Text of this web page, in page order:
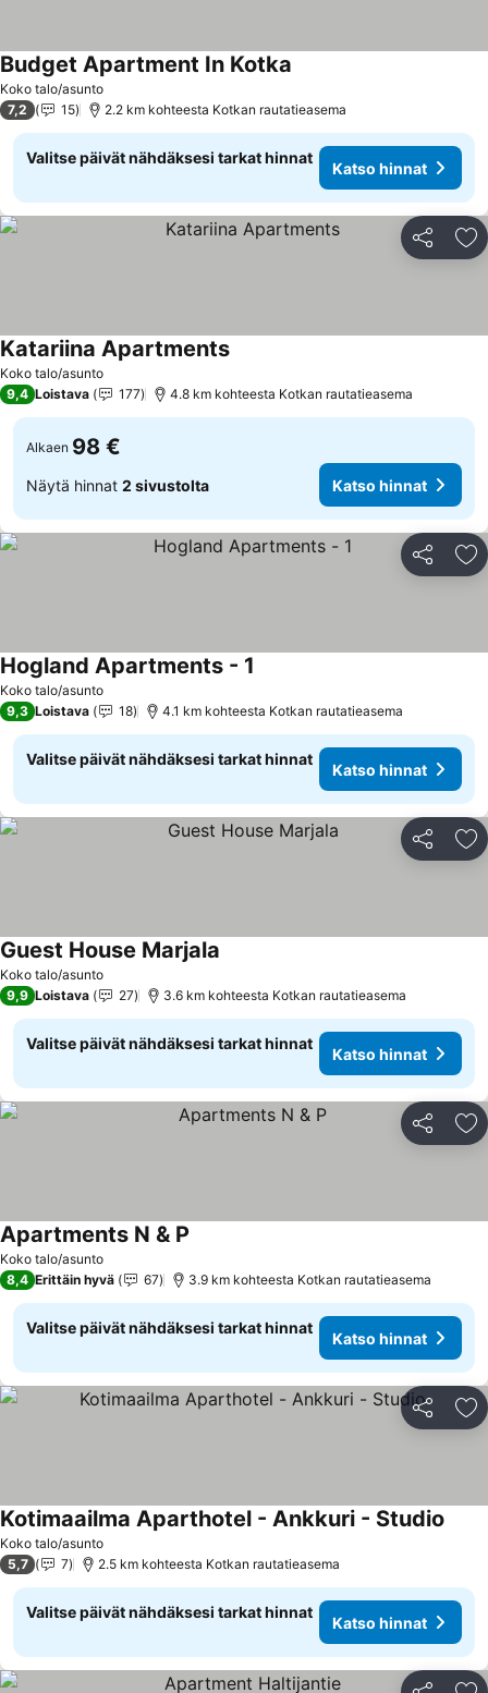
Koko talo/asunto
Budget Apartment In Kotka
7,2 15 2.2 km kohteesta Kotkan rautatieasema
Valitse päivät nähdäksesi tarkat hinnat
Katso hinnat
Jaa
Koko talo/asunto
Katariina Apartments
9,4 Loistava 177 4.8 km kohteesta Kotkan rautatieasema
Alkaen 98 €
Näytä hinnat 2 sivustolta Katso hinnat
Jaa
Koko talo/asunto
Hogland Apartments - 1
9,3 Loistava 18 4.1 km kohteesta Kotkan rautatieasema
Valitse päivät nähdäksesi tarkat hinnat
Katso hinnat
Jaa
Koko talo/asunto
Guest House Marjala
9,9 Loistava 27 3.6 km kohteesta Kotkan rautatieasema
Valitse päivät nähdäksesi tarkat hinnat
Katso hinnat
Jaa
Koko talo/asunto
Apartments N & P
8,4 Erittäin hyvä 67 3.9 km kohteesta Kotkan rautatieasema
Valitse päivät nähdäksesi tarkat hinnat
Katso hinnat
Jaa
Koko talo/asunto
Kotimaailma Aparthotel - Ankkuri - Studio
5,7 7 2.5 km kohteesta Kotkan rautatieasema
Valitse päivät nähdäksesi tarkat hinnat
Katso hinnat